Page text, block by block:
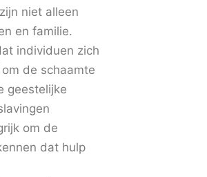
niet alleen
en familie.
individuen zich
de schaamte
geestelijke
om de
dat hulp